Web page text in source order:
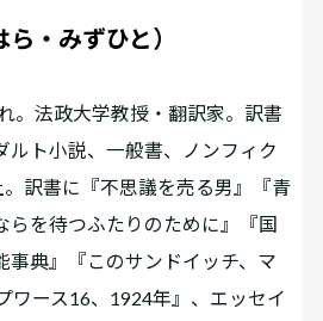
・みずひと）
。法政大学教授・翻訳家。訳書
ルト小説、一般書、ノンフィク
訳書に『不思議を売る男』『青
らを待つふたりのために』『国
事典』『このサンドイッチ、マ
ワース16、1924年』、エッセイ